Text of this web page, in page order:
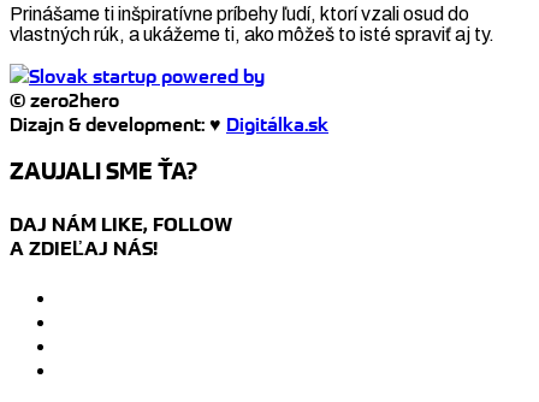
Prinášame ti inšpiratívne príbehy ľudí, ktorí vzali osud do
vlastných rúk, a ukážeme ti, ako môžeš to isté spraviť aj ty.
© zero2hero
Dizajn & development: ♥ Digitálka.sk
ZAUJALI SME ŤA?
DAJ NÁM LIKE, FOLLOW
A ZDIEĽAJ NÁS!